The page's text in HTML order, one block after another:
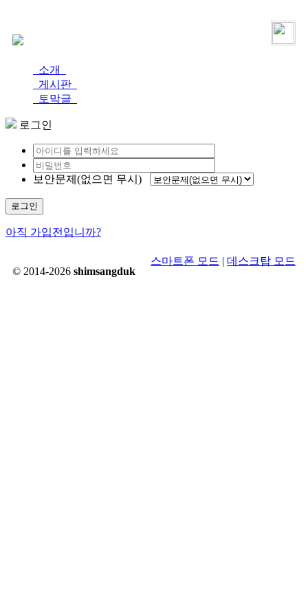
소개
게시판
토막글
로그인
보안문제(없으면 무시)
로그인
아직 가입전입니까?
© 2014-2026 shimsangduk
스마트폰 모드 | 데스크탑 모드